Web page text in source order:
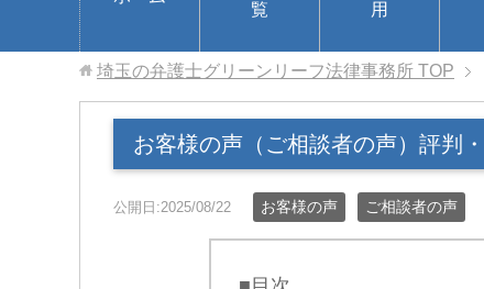
覧
用
埼玉の弁護士グリーンリーフ法律事務所 TOP
お客様の声（ご相談者の声）評判
公開日:2025/08/22 お客様の声 ご相談者の声